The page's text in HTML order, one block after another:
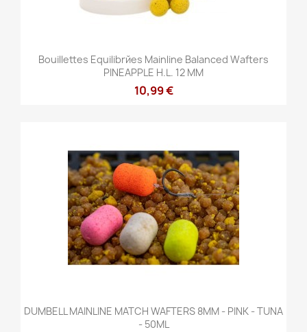
Bouillettes Equilibrйes Mainline Balanced Wafters
PINEAPPLE H.L. 12 MM
10,99 €
DUMBELL MAINLINE MATCH WAFTERS 8MM - PINK - TUNA
- 50ML